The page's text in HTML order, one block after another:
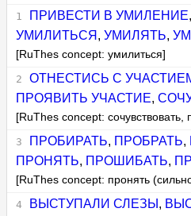
ПРИВЕСТИ В УМИЛЕНИЕ,
УМИЛИТЬСЯ ,УМИЛЯТЬ,
[RuThes concept: умилиться]
ОТНЕСТИСЬ С
ПРОЯВИТЬ УЧАСТИЕ,
[RuThes concept: сочувствовать,
ПРОБИРАТЬ, ПРОБРАТЬ,
ПРОНЯТЬ, ПРОШИБАТЬ,
[RuThes concept: пронять
ВЫСТУПАЛИ СЛЕЗЫ ,